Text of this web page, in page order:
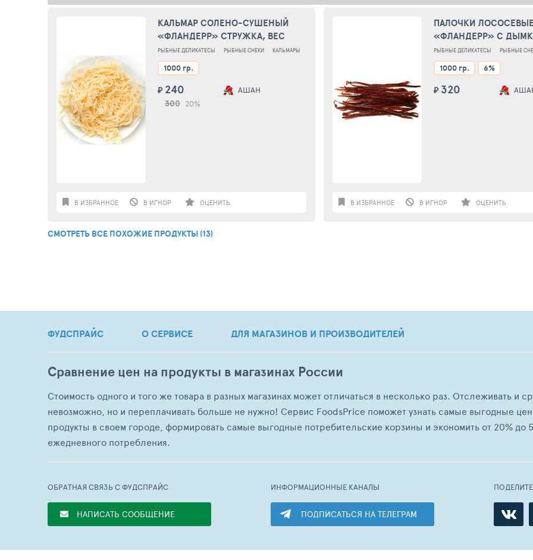
КАЛЬМАР СОЛЕНО-СУШЕНЫЙ
«ФЛАНДЕРР» СТРУЖКА, ВЕС
РЫБНЫЕ ДЕЛИКАТЕСЫ РЫБНЫЕ СНЕКИ КАЛЬМАРЫ
1000 гр.
₽ 240
300 20%
АШАН
В ИЗБРАННОЕ В ИГНОР ОЦЕНИТЬ
ПАЛОЧКИ ЛОСОСЕВЫЕ
«ФЛАНДЕРР» С
ВЯЛЕНЫЕ, ВЕС
РЫБНЫЕ ДЕЛИКАТЕСЫ РЫБНЫЕ
1000 гр. 6%
₽ 320
В ИЗБРАННОЕ В ИГНОР ОЦЕНИТЬ
СМОТРЕТЬ ВСЕ ПОХОЖИЕ ПРОДУКТЫ (13)
ФУДСПРАЙС О СЕРВИСЕ ДЛЯ МАГАЗИНОВ И ПРОИЗВОДИТЕЛЕЙ
Сравнение цен на продукты в магазинах России
Стоимость одного и того же товара в разных магазинах может отличаться в несколько раз. Отслеживать и
невозможно, но и переплачивать больше не нужно! Сервис FoodsPrice поможет узнать самые выгодные
продукты в своем городе, формировать самые выгодные потребительские корзины и экономить от 20% до
ежедневного потребления.
ОБРАТНАЯ СВЯЗЬ С ФУДСПРАЙС
НАПИСАТЬ СООБЩЕНИЕ
ИНФОРМАЦИОННЫЕ КАНАЛЫ
ПОДПИСАТЬСЯ НА ТЕЛЕГРАМ